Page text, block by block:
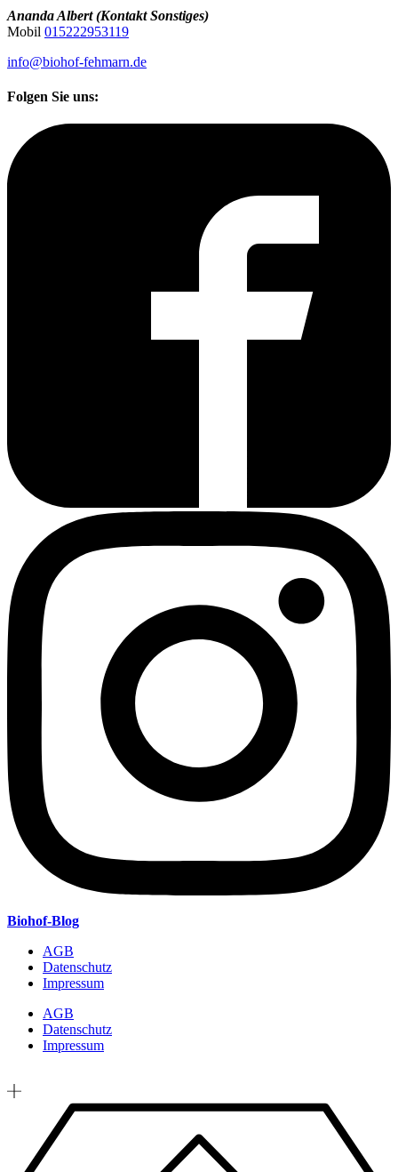
Ananda Albert (Kontakt Sonstiges)
Mobil 015222953119
info@biohof-fehmarn.de
Folgen Sie uns:
Biohof-Blog
AGB
Datenschutz
Impressum
AGB
Datenschutz
Impressum